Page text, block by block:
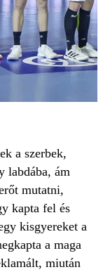
a szerbek,
labdába, ám
mutatni,
kapta fel és
kisgyereket a
a maga
miután